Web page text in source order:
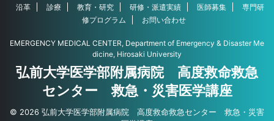
沿革
診療 教育・研究 研修・派遣実績 医師募集
専門研
修プログラム
お問い合わせ
EMERGENCY MEDICAL CENTER, Department of Emergency & Disaster Me
dicine, Hirosaki University
弘前大学医学部附属病院 高度救命救急
センター 救急・災害医学講座
© 2026 弘前大学医学部附属病院 高度救命救急センター 救急・災害